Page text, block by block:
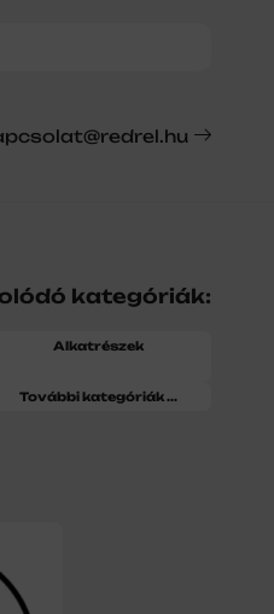
kategóriák:
Alkatrészek
További kategóriák ...